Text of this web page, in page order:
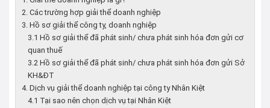
2. Các trường hợp giải thể doanh nghiệp
3. Hồ sơ giải thể công ty, doanh nghiệp
3.1 Hồ sơ giải thể đã phát sinh/ chưa phát sinh hóa đơn gửi cơ
quan thuế
3.2 Hồ sơ giải thể đã phát sinh/ chưa phát sinh hóa đơn gửi Sở
KH&ĐT
4. Dịch vụ giải thể doanh nghiệp tại công ty Nhân Kiệt
4.1 Tại sao nên chọn dịch vụ tại Nhân Kiệt